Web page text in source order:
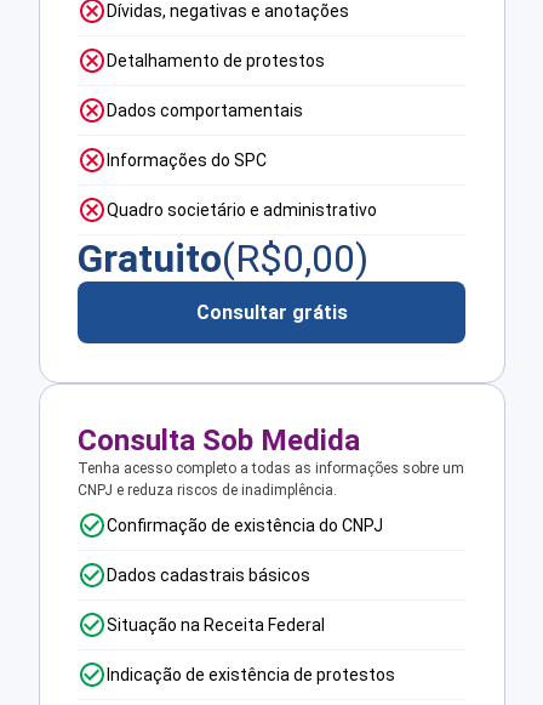
Dívidas, negativas e anotações
Detalhamento de protestos
Dados comportamentais
Informações do SPC
Quadro societário e administrativo
Gratuito(R$0,00)
Consultar grátis
Consulta Sob Medida
Tenha acesso completo a todas as informações sobre um
CNPJ e reduza riscos de inadimplência.
Confirmação de existência do CNPJ
Dados cadastrais básicos
Situação na Receita Federal
Indicação de existência de protestos